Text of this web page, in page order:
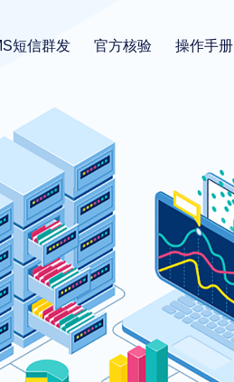
短信群发 官方核验 操作手册